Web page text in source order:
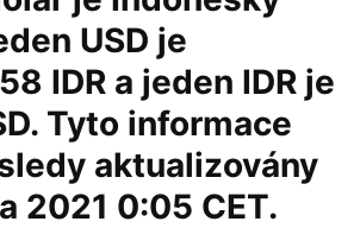
USD je
IDR a jeden IDR je
Tyto informace
aktualizovány
2021 0:05 CET.